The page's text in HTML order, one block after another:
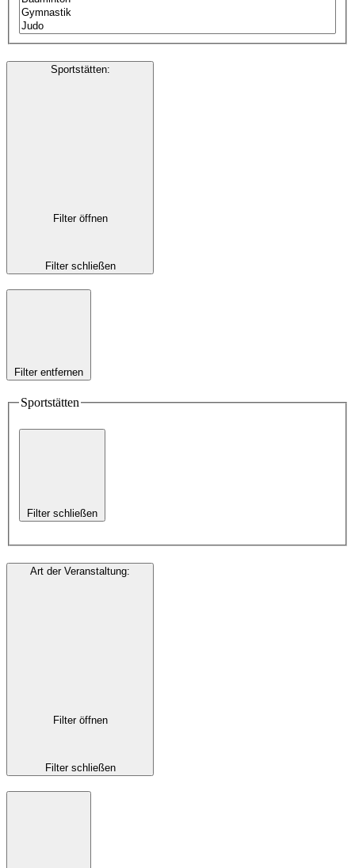
Sportstätten:
Filter öffnen
Filter schließen
Filter entfernen
Sportstätten
Filter schließen
Art der Veranstaltung:
Filter öffnen
Filter schließen